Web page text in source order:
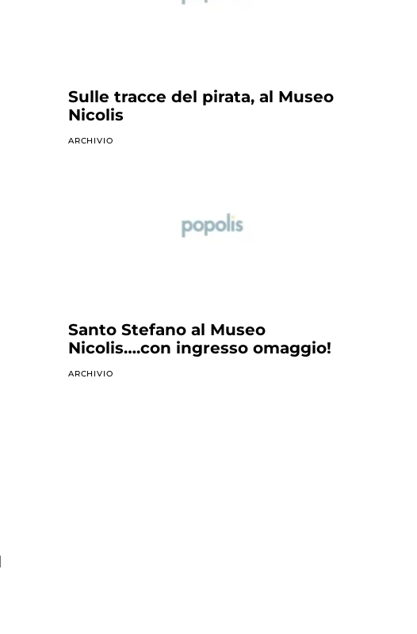
Sulle tracce del pirata, al Museo
Nicolis
ARCHIVIO
Santo Stefano al Museo
Nicolis….con ingresso omaggio!
ARCHIVIO